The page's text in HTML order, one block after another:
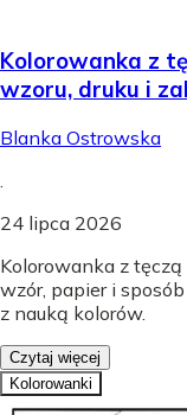
Kolorowanka z
wzoru, druku i
Blanka Ostrowska
24 lipca 2026
Kolorowanka z
wzór, papier i
z nauką kolorów.
Czytaj więcej
Kolorowanki